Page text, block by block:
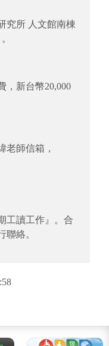
究所 人文館南棟
，新台幣20,000
老師信箱，
工讀工作』。合
聯絡。